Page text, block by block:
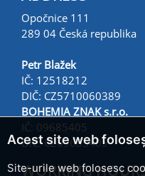
Acest site web
Site-urile web folosesc
Opočnice 111
289 04 Česká republika
Petr Blažek
IČ: 12518212
DIČ: CZ5710060389
BOHEMIA ZNAK s.r.o.
IČ: 09685405
DIČ: CZ09685405
WORKING